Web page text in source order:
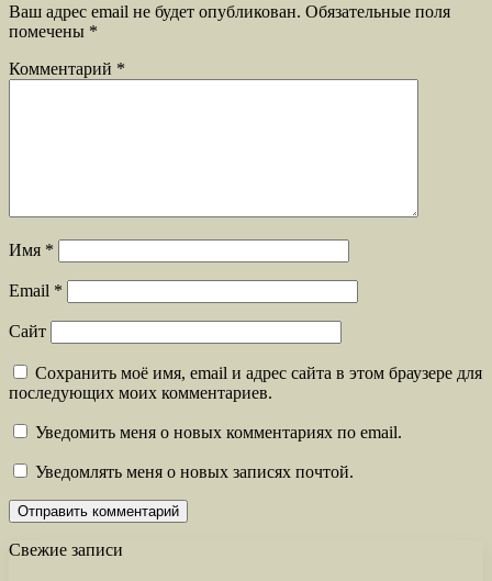
Ваш адрес email не будет опубликован. Обязательные поля
помечены *
Комментарий *
Имя *
Email *
Сайт
Сохранить моё имя, email и адрес сайта в этом браузере для
последующих моих комментариев.
Уведомить меня о новых комментариях по email.
Уведомлять меня о новых записях почтой.
Свежие записи